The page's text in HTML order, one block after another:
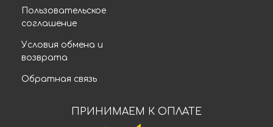
Пользовательское
соглашение
Условия обмена и
возврата
Обратная связь
ПРИНИМАЕМ К ОПЛАТЕ